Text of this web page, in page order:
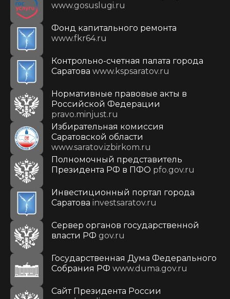
www.gosuslugi.ru
Фонд капитального ремонта
www.fkr64.ru
Контрольно-счетная палата города
Саратова www.kspsaratov.ru
Нормативные правовые акты в
Российской Федерации
pravo.minjust.ru
Избирательная комиссия
Саратовской области
www.saratov.izbirkom.ru
Полномочный представитель
Президента РФ в ПФО pfo.gov.ru
Инвестиционный портал города
Саратова investsaratov.ru
Сервер органов государственной
власти РФ gov.ru
Государственная Дума Федерального
Собрания РФ www.duma.gov.ru
Cайт Президента России